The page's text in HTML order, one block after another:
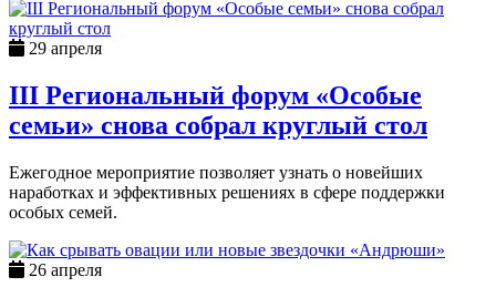
29 апреля
III Региональный форум «Особые
семьи» снова собрал круглый стол
Ежегодное мероприятие позволяет узнать о новейших
наработках и эффективных решениях в сфере поддержки
особых семей.
26 апреля